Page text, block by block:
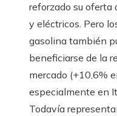
reforzado su oferta
y eléctricos. Pero
gasolina también
beneficiarse de la
mercado (+10,6%
especialmente en
Todavía